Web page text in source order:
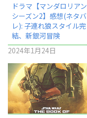
ドラマ【マンダロリアン
シーズン2】感想(ネタバ
レ): 子連れ狼スタイル完
結、新銀河冒険
2024年1月24日